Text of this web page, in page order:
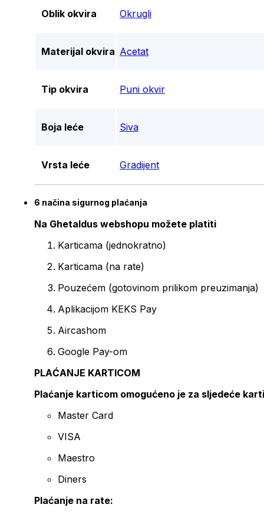
Oblik okvira Okrugli
Materijal okvira Acetat
Tip okvira Puni okvir
Boja leće Siva
Vrsta leće Gradijent
6 načina sigurnog plaćanja
Na Ghetaldus webshopu možete platiti
Karticama (jednokratno)
Karticama (na rate)
Pouzećem (gotovinom prilikom preuzimanja)
Aplikacijom KEKS Pay
Aircashom
Google Pay-om
PLAĆANJE KARTICOM
Plaćanje karticom omogućeno je za sljedeće
Master Card
VISA
Maestro
Diners
Plaćanje na rate: